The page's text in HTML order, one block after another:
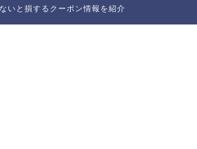
いと損するクーポン情報を紹介